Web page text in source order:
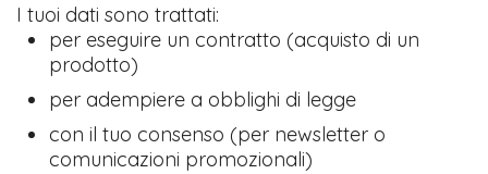
I tuoi dati sono trattati:
per eseguire un contratto (acquisto di un
prodotto)
per adempiere a obblighi di legge
con il tuo consenso (per newsletter o
comunicazioni promozionali)